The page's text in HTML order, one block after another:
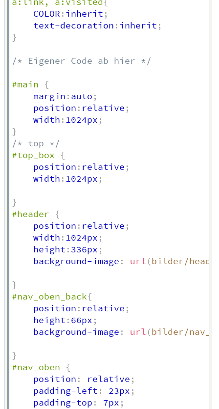
    COLOR
: inherit ;
    text-decoration
: inherit ;
}
/* Eigener Code ab hier */
#main
{
    margin
: auto ;
    position
: relative ;
    width
: 1024px ;
}
/* top */
#top_box
{
    position
: relative ;
    width
: 1024px ;
}
#header
{
    position
: relative ;
    width
: 1024px ;
    height
: 336px ;
    background-image
: url (bilder/
}
#nav_oben_back{
    position
: relative ;
    height
: 66px ;
    background-image
: url (bilder/
}
#nav_oben
{
    position
: relative ;
    padding-left
: 23px ;
    padding-top
: 7px ;